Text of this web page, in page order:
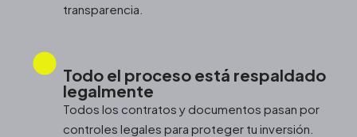
transparencia.
Todo el proceso está respaldado
legalmente
Todos los contratos y documentos pasan por
controles legales para proteger tu inversión.